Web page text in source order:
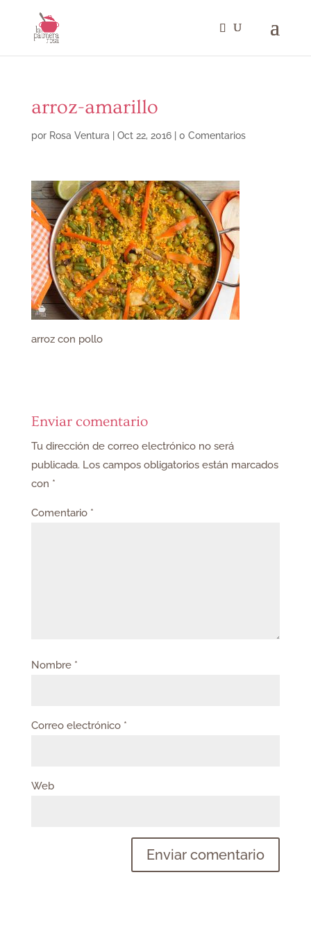
arroz-amarillo
por Rosa Ventura Oct 22, 2016| 0 Comentarios
arroz con pollo
Enviar comentario
Tu dirección de correo electrónico no será
publicada. Los campos obligatorios están marcados
con *
Comentario *
Nombre *
Correo electrónico *
Web